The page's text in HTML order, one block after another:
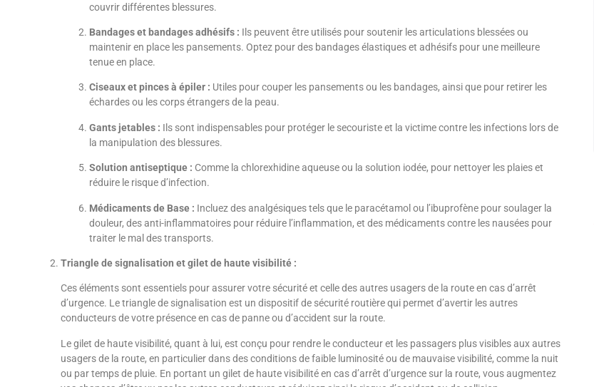
couvrir différentes blessures.
Bandages et bandages adhésifs : Ils peuvent être utilisés pour soutenir les articulations blessées ou
maintenir en place les pansements. Optez pour des bandages élastiques et adhésifs pour une meilleure
tenue en place.
Ciseaux et pinces à épiler : Utiles pour couper les pansements ou les bandages, ainsi que pour retirer les
échardes ou les corps étrangers de la peau.
Gants jetables : Ils sont indispensables pour protéger le secouriste et la victime contre les infections lors de
la manipulation des blessures.
Solution antiseptique : Comme la chlorexhidine aqueuse ou la solution iodée, pour nettoyer les plaies et
réduire le risque d’infection.
Médicaments de Base : Incluez des analgésiques tels que le paracétamol ou l’ibuprofène pour soulager la
douleur, des anti-inflammatoires pour réduire l’inflammation, et des médicaments contre les nausées pour
traiter le mal des transports.
Triangle de signalisation et gilet de haute visibilité :
Ces éléments sont essentiels pour assurer votre sécurité et celle des autres usagers de la route en cas d’arrêt
d’urgence. Le triangle de signalisation est un dispositif de sécurité routière qui permet d’avertir les autres
conducteurs de votre présence en cas de panne ou d’accident sur la route.
Le gilet de haute visibilité, quant à lui, est conçu pour rendre le conducteur et les passagers plus visibles aux autres
usagers de la route, en particulier dans des conditions de faible luminosité ou de mauvaise visibilité, comme la nuit
ou par temps de pluie. En portant un gilet de haute visibilité en cas d’arrêt d’urgence sur la route, vous augmentez